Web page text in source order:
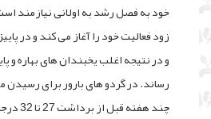
خود به فصل رشد به اولانی نیازمند
زود فعالیت خود را آغاز می کند و در
و در نتیجه اغلب یخبندان های بهاره و
رساند. در گردو های بارور برای
چند